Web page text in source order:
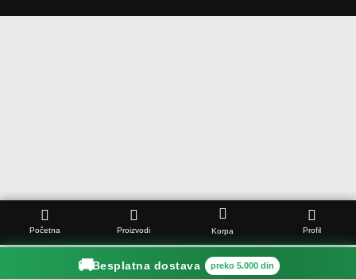
🚚Besplatna dostava preko 5.000 din
Početna Proizvodi Korpa Profil